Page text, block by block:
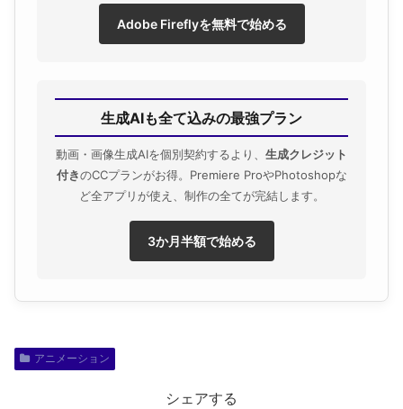
Adobe Fireflyを無料で始める
生成AIも全て込みの最強プラン
動画・画像生成AIを個別契約するより、 生成クレジット
付きのCCプランがお得。Premiere ProやPhotoshopな
ど全アプリが使え、制作の全てが完結します。
3か月半額で始める
アニメーション
シェアする